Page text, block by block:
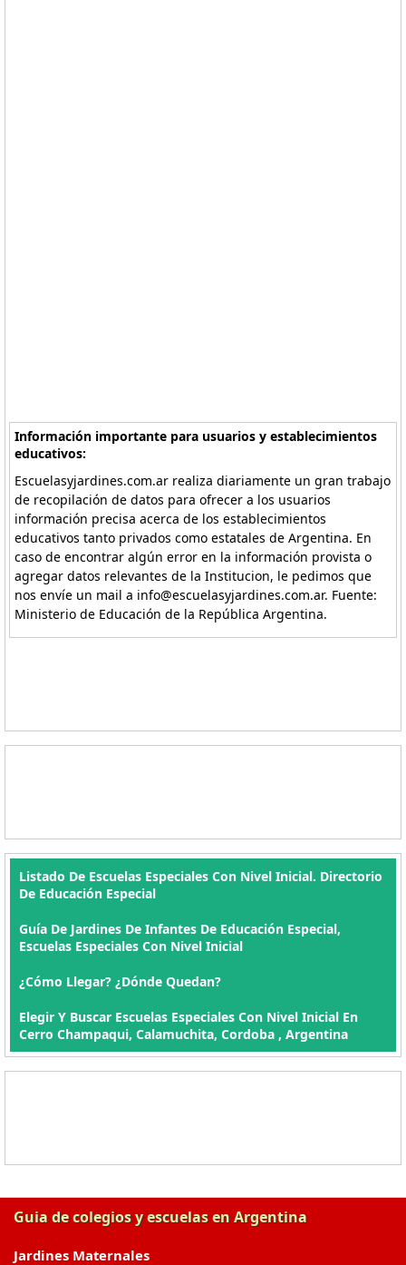
Información importante para usuarios y establecimientos
educativos:
Escuelasyjardines.com.ar realiza diariamente un gran trabajo
de recopilación de datos para ofrecer a los usuarios
información precisa acerca de los establecimientos
educativos tanto privados como estatales de Argentina. En
caso de encontrar algún error en la información provista o
agregar datos relevantes de la Institucion, le pedimos que
nos envíe un mail a info@escuelasyjardines.com.ar. Fuente:
Ministerio de Educación de la República Argentina.
Listado De Escuelas Especiales Con Nivel Inicial. Directorio
De Educación Especial
Guía De Jardines De Infantes De Educación Especial,
Escuelas Especiales Con Nivel Inicial
¿Cómo Llegar? ¿Dónde Quedan?
Elegir Y Buscar Escuelas Especiales Con Nivel Inicial En
Cerro Champaqui, Calamuchita, Cordoba , Argentina
Guia de colegios y escuelas en Argentina
Jardines Maternales